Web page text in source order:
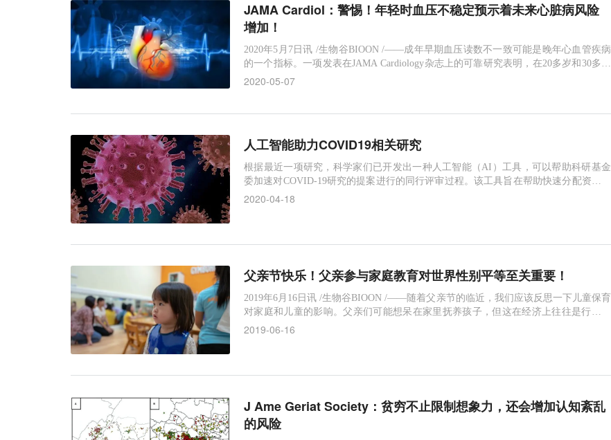
JAMA Cardiol：警惕！年轻时血压不稳定预示着未来心脏病风险
增加！
2020年5月7日讯 /生物谷BIOON /——成年早期血压读数不一致可能是晚年心血管疾病
的一个指标。一项发表在JAMA Cardiology杂志上的可靠研究表明，在20多岁和30多岁
的成年人中，多次看医生时血压变化可能是一个警告信号。"目前定义高血压和评估抗
2020-05-07
人工智能助力COVID19相关研究
根据最近一项研究，科学家们已开发出一种人工智能（AI）工具，可以帮助科研基金
委加速对COVID-19研究的提案进行的同行评审过程。该工具旨在帮助快速分配资金，
进而加快对病毒的科学反应。
2020-04-18
父亲节快乐！父亲参与家庭教育对世界性别平等至关重要！
2019年6月16日讯 /生物谷BIOON /——随着父亲节的临近，我们应该反思一下儿童保育
对家庭和儿童的影响。父亲们可能想呆在家里抚养孩子，但这在经济上往往是行不通
的。Pew研究中心(Pew Research Center)在美国进行的一项研究发现，在外工作的父亲
2019-06-16
J Ame Geriat Society：贫穷不止限制想象力，还会增加认知紊乱
的风险